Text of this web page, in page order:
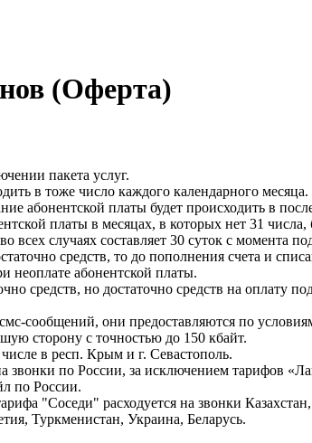
(Оферта)
пакета услуг.
в тоже число каждого календарного месяца.
абонентской платы будет происходить в
платы в месяцах, в которых нет 31
случаях составляет 30 суток с момента
средств, то до пополнения счета и
неоплате абонентской платы.
средств, но достаточно средств на оплату
сообщений, они предоставляются по
сторону с точностью до 150 кбайт.
в респ. Крым и г. Севастополь.
по России, за исключением тарифов
по России.
"Соседи" расходуется на звонки
Туркменистан, Украина, Беларусь.